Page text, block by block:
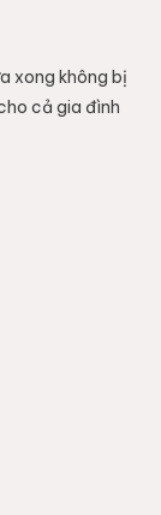
xong không bị
cả gia đình